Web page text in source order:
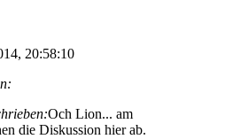
20:58:10
Och Lion... am
die Diskussion hier ab.